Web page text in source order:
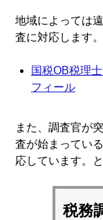
地域によっては
査に対応します。
国税OB税理
フィール
また、調査官が
査が始まってい
応しています。
税務